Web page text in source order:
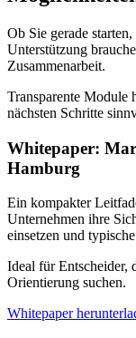
Ob Sie gerade
Unterstützung
Zusammenarbeit.
Transparente Module
nächsten Schritte
Whitepaper:
Hamburg
Ein kompakter
Unternehmen ihre
einsetzen und
Ideal für Entscheider,
Orientierung suchen.
Whitepaper